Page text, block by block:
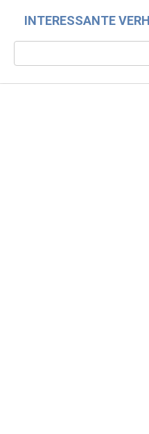
INTERESSANTE